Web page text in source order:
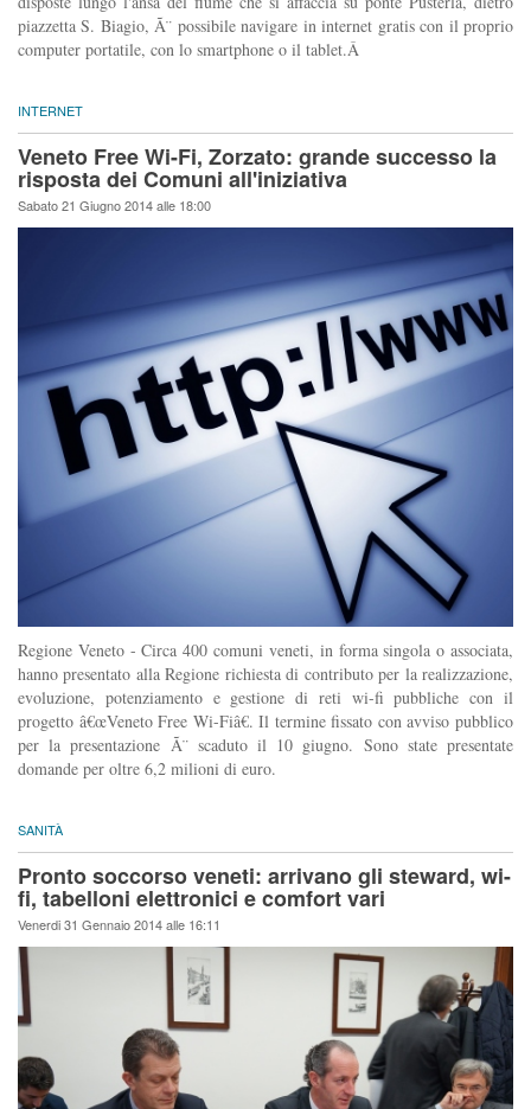
piazzetta S. Biagio, Ã¨ possibile navigare in internet gratis con il proprio
computer portatile, con lo smartphone o il tablet.Â
INTERNET
Veneto Free Wi-Fi, Zorzato: grande successo la
risposta dei Comuni all'iniziativa
Sabato 21 Giugno 2014 alle 18:00
Regione Veneto - Circa 400 comuni veneti, in forma singola o associata,
hanno presentato alla Regione richiesta di contributo per la realizzazione,
evoluzione, potenziamento e gestione di reti wi-fi pubbliche con il
progetto â€œVeneto Free Wi-Fiâ€. Il termine fissato con avviso pubblico
per la presentazione Ã¨ scaduto il 10 giugno. Sono state presentate
domande per oltre 6,2 milioni di euro.
SANITÀ
Pronto soccorso veneti: arrivano gli steward, wi-
fi, tabelloni elettronici e comfort vari
Venerdi 31 Gennaio 2014 alle 16:11